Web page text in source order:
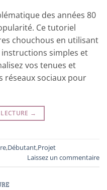
des années 80
Ce tutoriel
chouchous en utilisant
instructions simples et
vos tenues et
réseaux sociaux pour
→
,Débutant,Projet
Laissez un commentaire